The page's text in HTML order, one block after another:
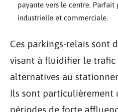
payante vers le centre.
industrielle et commerciale.
Ces parkings-relais sont
visant à fluidifier le trafic
alternatives au
Ils sont particulièrement
périodes de forte